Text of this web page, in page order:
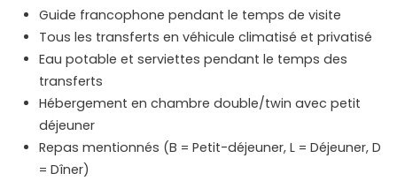
Guide francophone pendant le temps de visite
Tous les transferts en véhicule climatisé et privatisé
Eau potable et serviettes pendant le temps des
transferts
Hébergement en chambre double/twin avec petit
déjeuner
Repas mentionnés (B = Petit-déjeuner, L = Déjeuner, D
= Dîner)